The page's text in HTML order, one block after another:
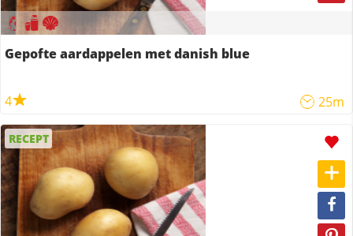
Gepofte aardappelen met danish blue
4 25m
RECEPT